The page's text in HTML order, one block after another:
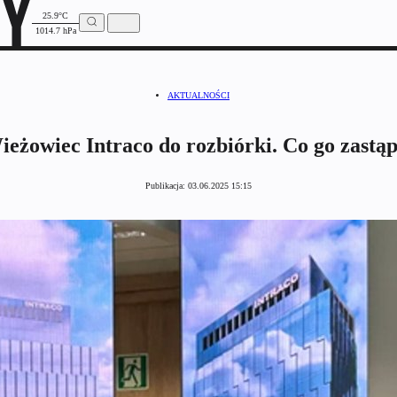
25.9°C
1014.7 hPa
AKTUALNOŚCI
Intraco do rozbiórki. Co go
Publikacja: 03.06.2025 15:15